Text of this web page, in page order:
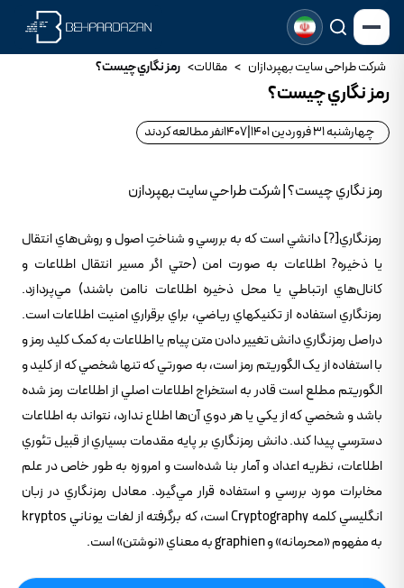
شرکت طراحی سایت بهپردازان > مقالات> رمز نگاري چيست؟
رمز نگاري چيست؟
چهارشنبه 31 فروردین 1401 1407نفر مطالعه کردند
رمز نگاري چيست؟ | شرکت طراحي سايت بهپردازن
رمزنگاري[?] دانشي است که به بررسي و شناختِ اصول و روش‌هاي انتقال
يا ذخيره? اطلاعات به صورت امن (حتي اگر مسير انتقال اطلاعات و
کانال‌هاي ارتباطي يا محل ذخيره اطلاعات ناامن باشند) مي‌پردازد.
رمزنگاري استفاده از تکنيکهاي رياضي، براي برقراري امنيت اطلاعات است.
دراصل رمزنگاري دانش تغيير دادن متن پيام يا اطلاعات به کمک کليد رمز و
با استفاده از يک الگوريتم رمز است، به صورتي که تنها شخصي که از کليد و
الگوريتم مطلع است قادر به استخراج اطلاعات اصلي از اطلاعات رمز شده
باشد و شخصي که از يکي يا هر دوي آن‌ها اطلاع ندارد، نتواند به اطلاعات
دسترسي پيدا کند. دانش رمزنگاري بر پايه مقدمات بسياري از قبيل تئوري
اطلاعات، نظريه اعداد و آمار بنا شده‌است و امروزه به طور خاص در علم
مخابرات مورد بررسي و استفاده قرار مي‌گيرد. معادل رمزنگاري در زبان
انگليسي کلمه Cryptography است، که برگرفته از لغات يوناني kryptos
به مفهوم «محرمانه» و graphien به معناي «نوشتن» است.